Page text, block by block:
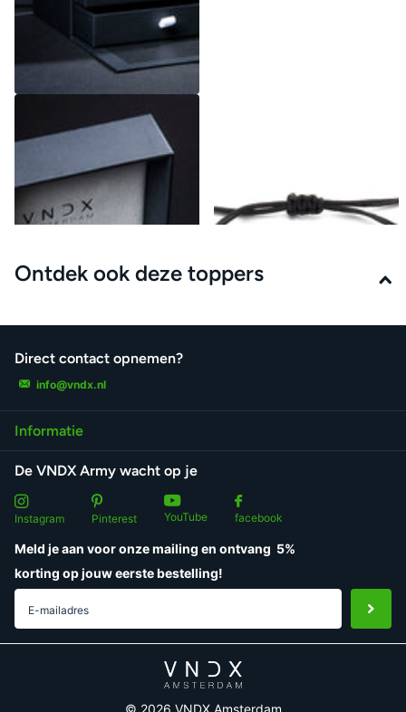
€19,99
Ontdek ook deze toppers
Direct contact opnemen?
info@vndx.nl
Informatie
De VNDX Army wacht op je
Instagram Pinterest YouTube facebook
Meld je aan voor onze mailing en ontvang 5%
korting op jouw eerste bestelling!